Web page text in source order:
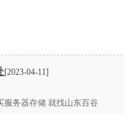
[2023-04-11]
务器存储 就找山东百谷